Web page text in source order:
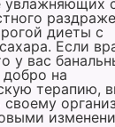
диеты с
Если
у вас
на
терапию,